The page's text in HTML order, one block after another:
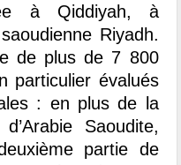
à Qiddiyah, à
Riyadh.
de plus de 7 800
particulier évalués
: en plus de la
Saoudite,
partie de